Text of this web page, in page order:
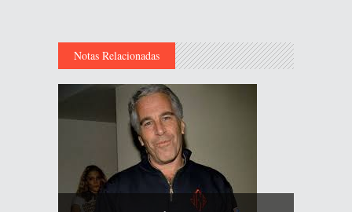
Notas Relacionadas